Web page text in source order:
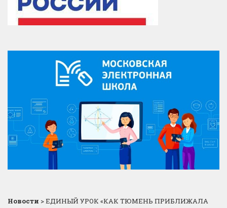
Новости >ЕДИНЫЙ УРОК «КАК ТЮМЕНЬ ПРИБЛИЖАЛА